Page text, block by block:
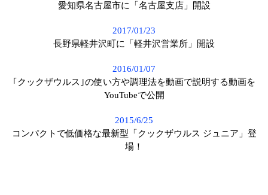
愛知県名古屋市に「名古屋支店」開設
2017/01/23
長野県軽井沢町に「軽井沢営業所」開設
2016/01/07
｢クックザウルス｣の使い方や調理法を動画で説明する動画を
YouTubeで公開
2015/6/25
コンパクトで低価格な最新型「クックザウルス ジュニア」登
場！